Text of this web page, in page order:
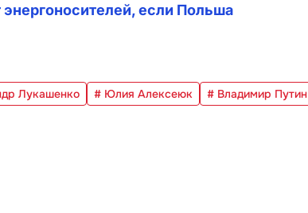
энергоносителей, если Польша
Лукашенко # Юлия Алексеюк
# Владимир Путин